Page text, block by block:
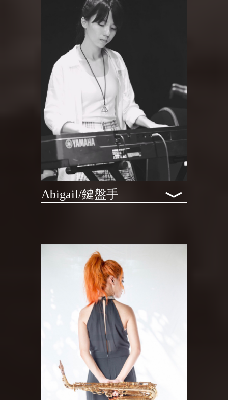
Abigail/鍵盤手 ﹀